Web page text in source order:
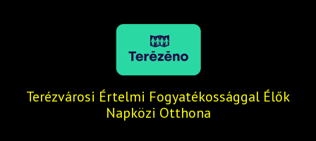
Terézvárosi Értelmi Fogyatékossággal Élők
Napközi Otthona